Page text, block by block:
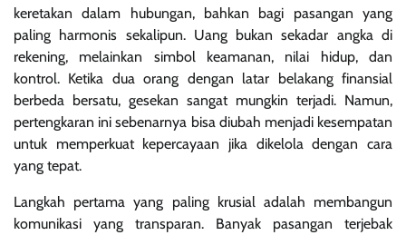
keretakan dalam hubungan, bahkan bagi pasangan yang
paling harmonis sekalipun. Uang bukan sekadar angka di
rekening, melainkan simbol keamanan, nilai hidup, dan
kontrol. Ketika dua orang dengan latar belakang finansial
berbeda bersatu, gesekan sangat mungkin terjadi. Namun,
pertengkaran ini sebenarnya bisa diubah menjadi kesempatan
untuk memperkuat kepercayaan jika dikelola dengan cara
yang tepat.
Langkah pertama yang paling krusial adalah membangun
komunikasi yang transparan. Banyak pasangan terjebak